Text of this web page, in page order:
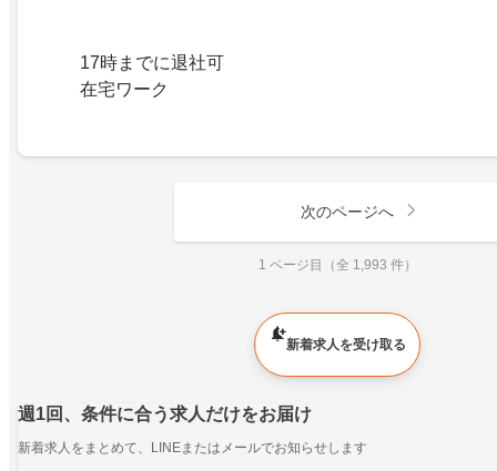
17時までに退社可
在宅ワーク
次のページへ
1 ページ目（全 1,993 件）
新着求人を受け取る
週1回、条件に合う求人だけをお届け
新着求人をまとめて、LINEまたはメールでお知らせします